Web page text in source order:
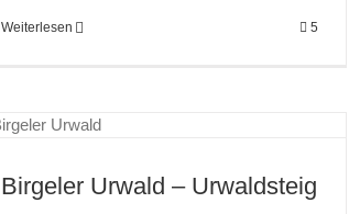
Weiterlesen 5
Birgeler Urwald – Urwaldsteig